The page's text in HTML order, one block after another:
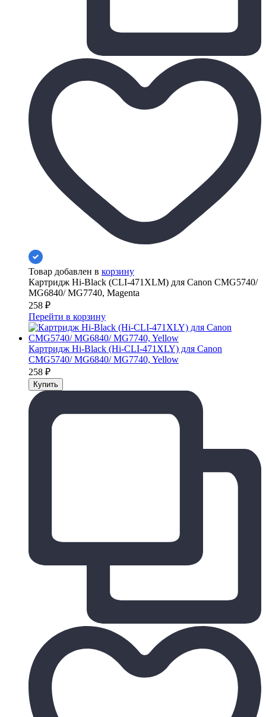
Товар добавлен в корзину
Картридж Hi-Black (CLI-471XLM) для Canon CMG5740/
MG6840/ MG7740, Magenta
258 ₽
Перейти в корзину
Картридж Hi-Black (Hi-CLI-471XLY) для Canon
CMG5740/ MG6840/ MG7740, Yellow
258 ₽